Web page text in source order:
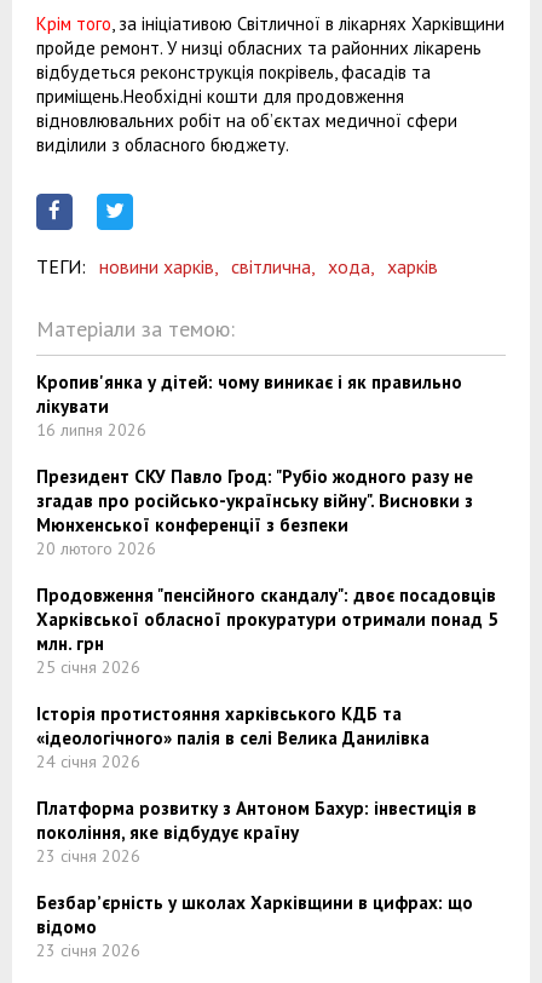
Крім того , за ініціативою Світличної в лікарнях Харківщини
пройде ремонт. У низці обласних та районних лікарень
відбудеться реконструкція покрівель, фасадів та
приміщень.Необхідні кошти для продовження
відновлювальних робіт на об’єктах медичної сфери
виділили з обласного бюджету.
ТЕГИ: новини харків, світлична, хода, харків
Матеріали за темою:
Кропив'янка у дітей: чому виникає і як правильно
лікувати
16 липня 2026
Президент СКУ Павло Грод: "Рубіо жодного разу не
згадав про російсько-українську війну". Висновки з
Мюнхенської конференції з безпеки
20 лютого 2026
Продовження "пенсійного скандалу": двоє посадовців
Харківської обласної прокуратури отримали понад 5
млн. грн
25 січня 2026
Історія протистояння харківського КДБ та
«ідеологічного» палія в селі Велика Данилівка
24 січня 2026
Платформа розвитку з Антоном Бахур: інвестиція в
покоління, яке відбудує країну
23 січня 2026
Безбар’єрність у школах Харківщини в цифрах: що
відомо
23 січня 2026